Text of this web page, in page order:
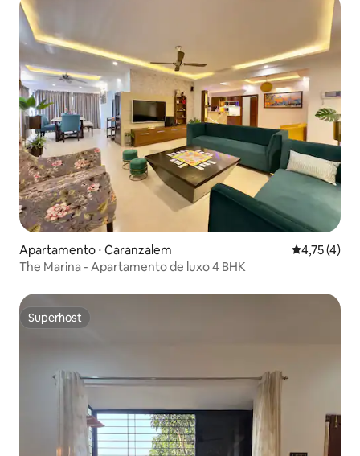
Apartamento ⋅ Caranzalem 4,75 de
4,75 (4)
The Marina - Apartamento de luxo 4 BHK
Superhost
Superhost